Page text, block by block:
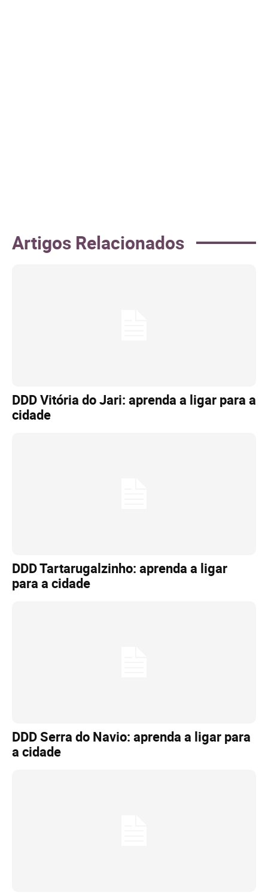
Artigos Relacionados
DDD Vitória do Jari: aprenda a ligar para a
cidade
DDD Tartarugalzinho: aprenda a ligar
para a cidade
DDD Serra do Navio: aprenda a ligar para
a cidade